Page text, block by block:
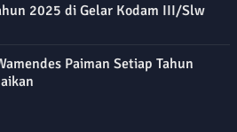
2025 di Gelar Kodam III/Slw
Paiman Setiap Tahun